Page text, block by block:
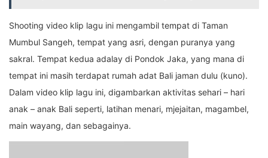
Shooting video klip lagu ini mengambil tempat di Taman
Mumbul Sangeh, tempat yang asri, dengan puranya yang
sakral. Tempat kedua adalay di Pondok Jaka, yang mana di
tempat ini masih terdapat rumah adat Bali jaman dulu (kuno).
Dalam video klip lagu ini, digambarkan aktivitas sehari – hari
anak – anak Bali seperti, latihan menari, mjejaitan, magambel,
main wayang, dan sebagainya.